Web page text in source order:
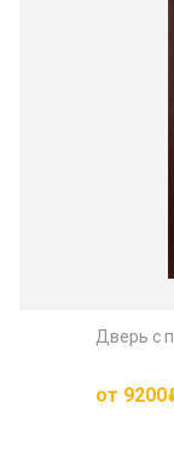
Дверь с
от 9200